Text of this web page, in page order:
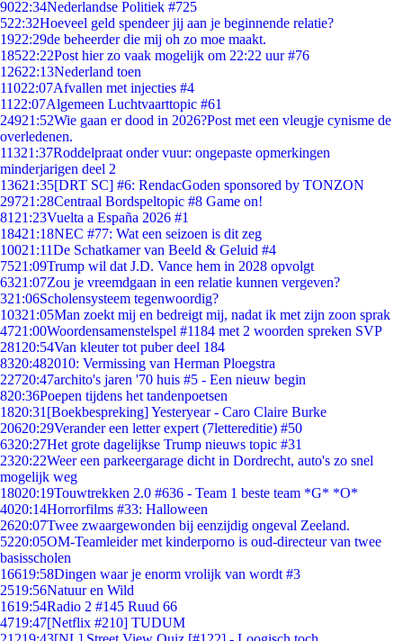
9022:34Nederlandse Politiek #725
522:32Hoeveel geld spendeer jij aan je beginnende relatie?
1922:29de beheerder die mij oh zo moe maakt.
18522:22Post hier zo vaak mogelijk om 22:22 uur #76
12622:13Nederland toen
11022:07Afvallen met injecties #4
11 22:07Algemeen Luchtvaarttopic #61
24921:52Wie gaan er dood in 2026?Post met een vleugje cynisme de
overledenen.
11321:37Roddelpraat onder vuur: ongepaste opmerkingen
minderjarigen deel 2
13621:35[DRT SC] #6: RendacGoden sponsored by TONZON
29721:28Centraal Bordspeltopic #8 Game on!
81 21:23Vuelta a España 2026 #1
18421:18NEC #77: Wat een seizoen is dit zeg
10021:11De Schatkamer van Beeld & Geluid #4
7521:09Trump wil dat J.D. Vance hem in 2028 opvolgt
6321:07Zou je vreemdgaan in een relatie kunnen vergeven?
321:06Scholensysteem tegenwoordig?
10321:05Man zoekt mij en bedreigt mij, nadat ik met zijn zoon sprak
4721:00Woordensamenstelspel #1184 met 2 woorden spreken SVP
281 20:54Van kleuter tot puber deel 184
8320:482010: Vermissing van Herman Ploegstra
22720:47archito's jaren '70 huis #5 - Een nieuw begin
820:36Poepen tijdens het tandenpoetsen
1820:31 [Boekbespreking] Yesteryear - Caro Claire Burke
20620:29Verander een letter expert (7lettereditie) #50
6320:27Het grote dagelijkse Trump nieuws topic #31
2320:22Weer een parkeergarage dicht in Dordrecht, auto's zo snel
mogelijk weg
18020:19Touwtrekken 2.0 #636 - Team 1 beste team *G* *O*
4020:14Horrorfilms #33: Halloween
2620:07Twee zwaargewonden bij eenzijdig ongeval Zeeland.
5220:05OM-Teamleider met kinderporno is oud-directeur van twee
basisscholen
16619:58Dingen waar je enorm vrolijk van wordt #3
2519:56Natuur en Wild
1619:54Radio 2 #145 Ruud 66
4719:47[Netflix #210] TUDUM